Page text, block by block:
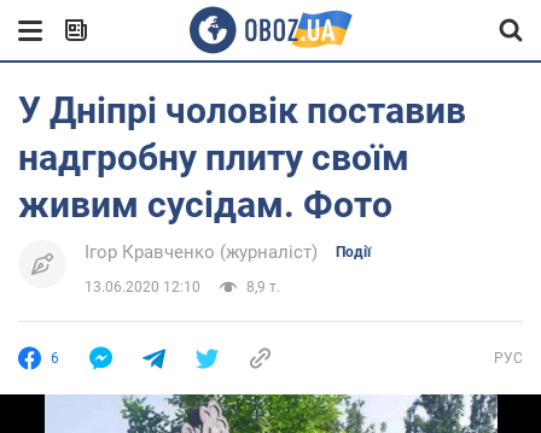
У Дніпрі чоловік поставив
надгробну плиту своїм
живим сусідам. Фото
Ігор Кравченко (журналіст) Події
13.06.2020 12:10 8,9 т.
6 РУС